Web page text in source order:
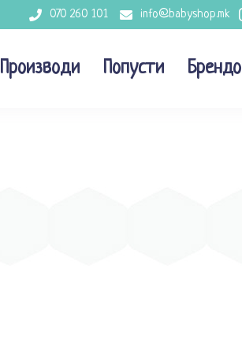
070 260 101 info@babyshop.mk
Производи Попусти